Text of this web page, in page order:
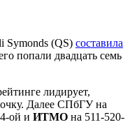
Symonds (QS) составила
попали двадцать семь
лидирует,
Далее СПбГУ на
ой и ИТМО на 511-520-